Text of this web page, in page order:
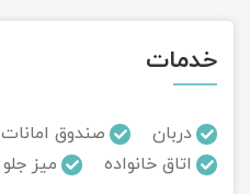
خدمات
دربان صندوق امانات
اتاق خانواده
میز جلو 24 ساعته
تور ماسوله
تور مرداب سراوان
تور گلستان